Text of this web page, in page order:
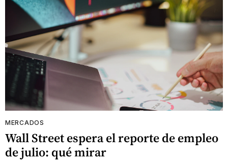
MERCADOS
Wall Street espera el reporte de empleo
de julio: qué mirar